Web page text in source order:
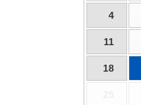
4
11
18